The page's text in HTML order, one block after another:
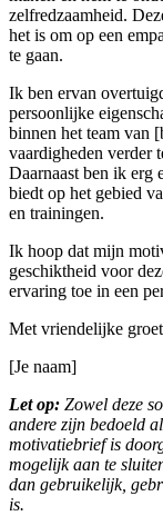
zelfredzaamheid.
het is om op een
te gaan.
Ik ben ervan
persoonlijke
binnen het team van
vaardigheden verder
Daarnaast ben ik erg
biedt op het gebied
en trainingen.
Ik hoop dat mijn
geschiktheid voor
ervaring toe in een
Met vriendelijke
[Je naam]
Let op: Zowel deze
andere zijn bedoeld
motivatiebrief is
mogelijk aan te
dan gebruikelijk,
is.